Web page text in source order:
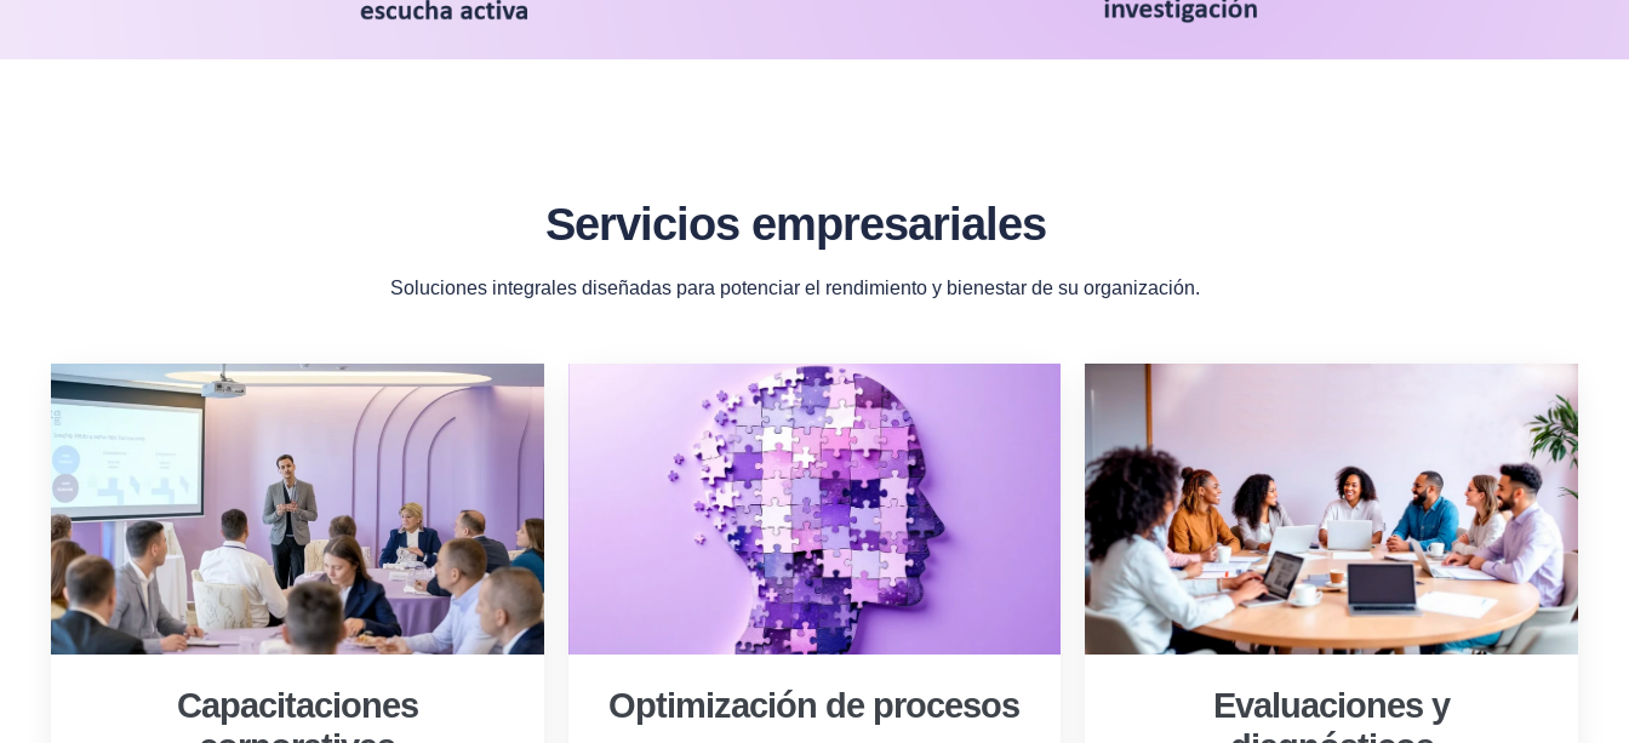
Servicios empresariales
Soluciones integrales diseñadas para potenciar el rendimiento y bienestar de su organización.
Capacitaciones
Optimización de procesos
Evaluaciones y